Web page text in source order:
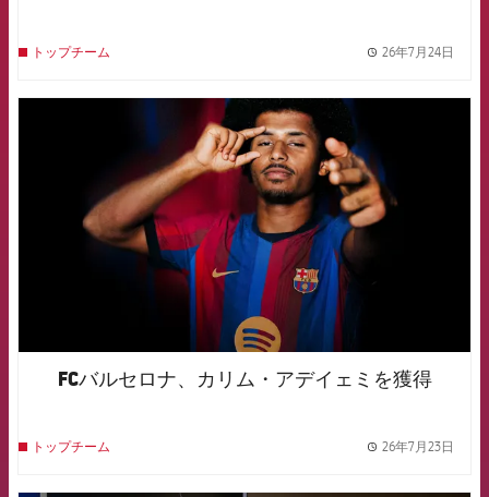
トップチーム 26年7月24日
FCB Barcelona badge
FCバルセロナ、カリム・アデイェミを獲得
トップチーム 26年7月23日